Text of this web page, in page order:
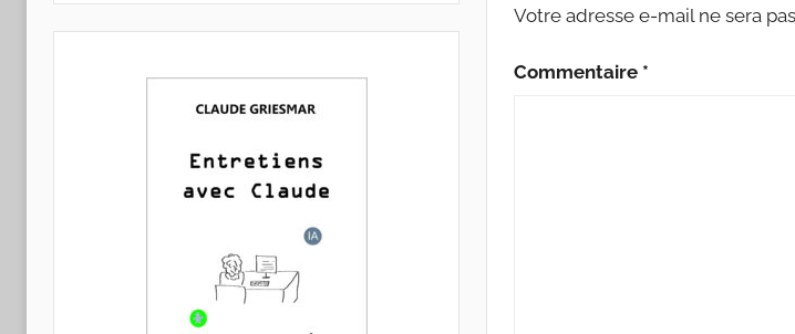
R
Votre adresse e-mail ne sera
Commentaire *